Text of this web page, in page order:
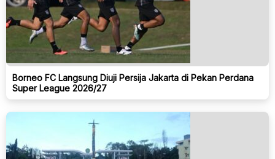
Borneo FC Langsung Diuji Persija Jakarta di Pekan Perdana
Super League 2026/27